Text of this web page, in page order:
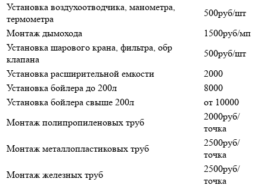
Установка воздухоотводчика, манометра,
термометра
500руб/шт
Монтаж дымохода
1500руб/мп
Установка шарового крана, фильтра, обр
клапана
500руб/шт
Установка расширительной емкости
2000
Установка бойлера до 200л
8000
Установка бойлера свыше 200л
от 10000
Монтаж полипропиленовых труб
2000руб/
точка
Монтаж металлопластиковых труб
2500руб/
точка
Монтаж железных труб
2500руб/
точка